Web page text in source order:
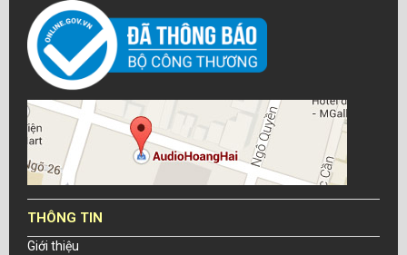
THÔNG TIN
Giới thiệu